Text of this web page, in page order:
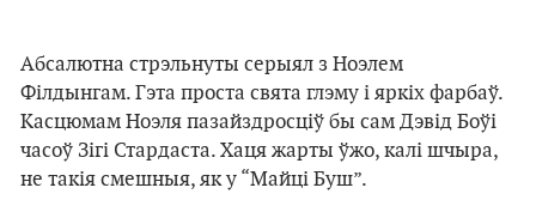
Абсалютна стрэльнуты серыял з Ноэлем
Філдынгам. Гэта проста свята глэму і яркіх фарбаў.
Касцюмам Ноэля пазайздросціў бы сам Дэвід Боўі
часоў Зігі Стардаста. Хаця жарты ўжо, калі шчыра,
не такія смешныя, як у “Майці Буш”.